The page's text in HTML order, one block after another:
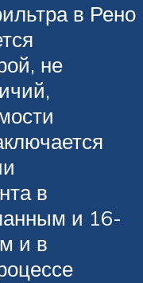
в Рено
не
в
и 16-
и в